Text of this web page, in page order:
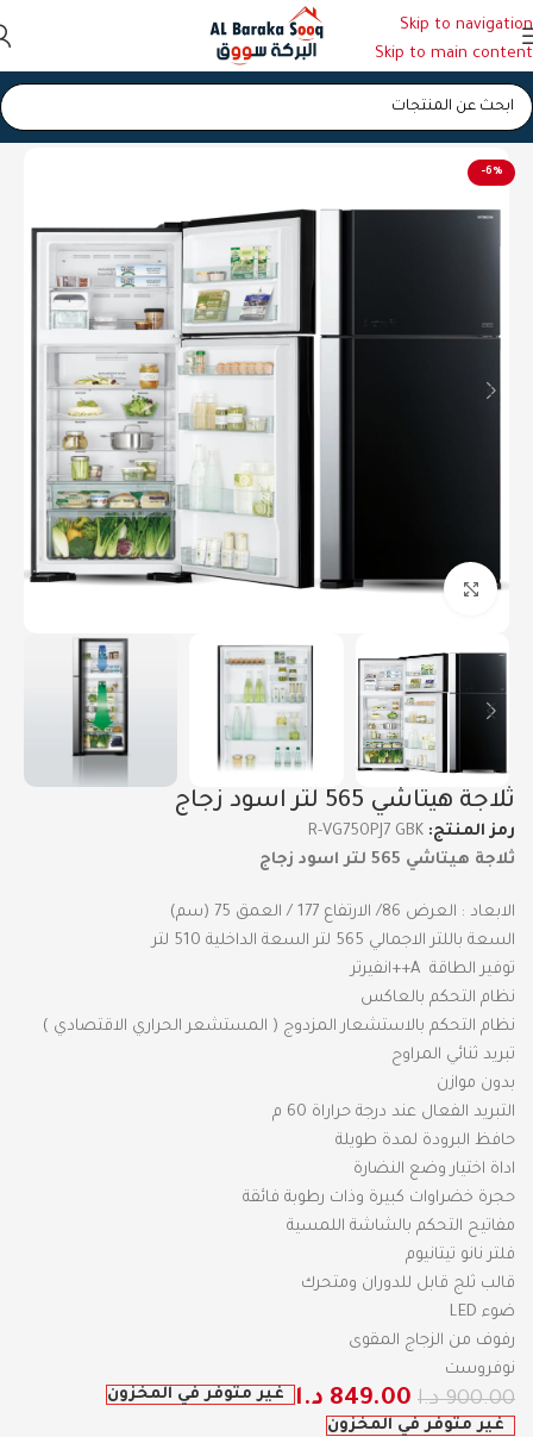
Skip to navigation
Skip to main content
الرئيسية/ثلاجات
-6%
Click to enlarge
ثلاجة هيتاشي 565 لتر اسود زجاج
رمز المنتج: R-VG750PJ7 GBK
ثلاجة هيتاشي 565 لتر اسود زجاج
الابعاد : العرض 86/ الارتفاع 177 / العمق 75 (سم)
السعة باللتر الاجمالي 565 لتر السعة الداخلية 510 لتر
توفير الطاقة A++انفيرتر
نظام التحكم بالعاكس
نظام التحكم بالاستشعار المزدوج ( المستشعر الحراري الاقتصادي )
تبريد ثنائي المراوح
بدون موازن
التبريد الفعال عند درجة حراراة 60 م
حافظ البرودة لمدة طويلة
اداة اختيار وضع النضارة
حجرة خضراوات كبيرة وذات رطوبة فائقة
مفاتيح التحكم بالشاشة اللمسية
فلتر نانو تيتانيوم
قالب ثلج قابل للدوران ومتحرك
ضوء LED
رفوف من الزجاج المقوى
نوفروست
900.00 د.ا 849.00 د.ا
غير متوفر في المخزون
غير متوفر في المخزون